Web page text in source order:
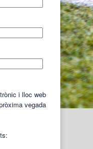
i lloc web
vegada